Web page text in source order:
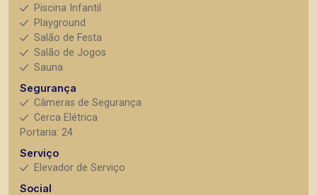
Piscina Infantil
Playground
Salão de Festa
Salão de Jogos
Sauna
Segurança
Câmeras de Segurança
Cerca Elétrica
Portaria: 24
Serviço
Elevador de Serviço
Social